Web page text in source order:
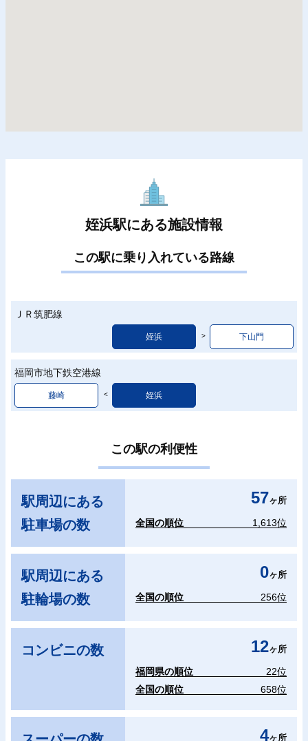
姪浜駅にある施設情報
この駅に乗り入れている路線
ＪＲ筑肥線
姪浜 下山門
福岡市地下鉄空港線
藤崎 姪浜
この駅の利便性
駅周辺にある
駐車場の数
57ヶ所
全国の順位 1,613位
駅周辺にある
駐輪場の数
0ヶ所
全国の順位 256位
コンビニの数 12ヶ所
福岡県の順位
22位
全国の順位
658位
4ヶ所